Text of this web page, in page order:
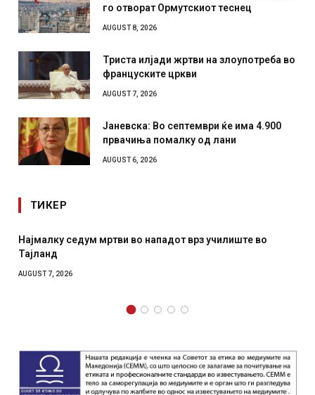
го отворат Ормутскиот теснец
AUGUST 8, 2026
Триста илјади жртви на злоупотреба во
француските цркви
AUGUST 7, 2026
Јаневска: Во септември ќе има 4.900
првачиња помалку од лани
AUGUST 6, 2026
ТИКЕР
врз училиште во
СОЗИС: Украинците повеќе им